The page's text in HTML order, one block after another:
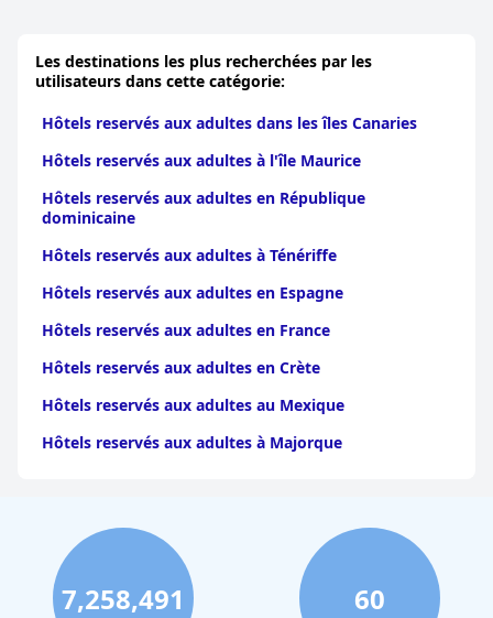
adultes en Sardaigne
| Hôtels reservés aux adultes en
Campanie | Hôtels reservés aux adultes en
reservés aux adultes dans le Piémont | Hôtels reservés
adultes dans le Trentin Haut-Adige | Hôtels reservés aux
adultes dans les Marches
Hôtels reservés aux adultes
dans les Abruzzes | Hôtels reservés aux adultes en
Ombrie | Hôtels reservés aux adultes en Calabre
reservés aux adultes dans le Frioul-Vénétie
Julienne |
Hôtels reservés aux adultes en Vallée
d'Aoste | Hôtels reservés aux adultes en
Basilicate | Hôtels reservés aux adultes à Molise
Les destinations les plus recherchées par les
utilisateurs dans cette catégorie:
Hôtels reservés aux adultes dans les îles Canaries
Hôtels reservés aux adultes à l'île Maurice
Hôtels reservés aux adultes en République
dominicaine
Hôtels reservés aux adultes à Ténériffe
Hôtels reservés aux adultes en Espagne
Hôtels reservés aux adultes en France
Hôtels reservés aux adultes en Crète
Hôtels reservés aux adultes au Mexique
Hôtels reservés aux adultes à Majorque
7,258,491 60